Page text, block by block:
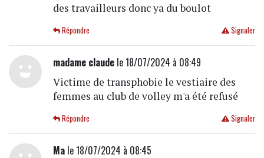
des travailleurs donc ya du boulot
Signaler
Répondre
madame claudele 18/07/2024 à 08:49
Victime de transphobie le vestiaire des
femmes au club de volley m'a été refusé
Signaler
Répondre
Male 18/07/2024 à 08:45